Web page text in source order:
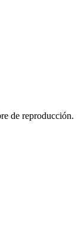
de reproducción.